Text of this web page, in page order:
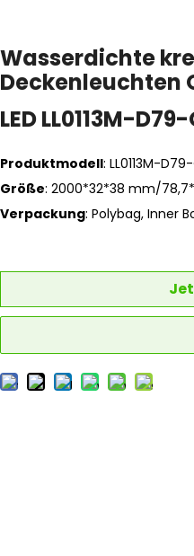
Wasserdichte
Deckenleuchten
LED LL0113M-
Produktmodell: LL0113M-
Größe: 2000*32*38 mm/
Verpackung: Polybag, Inner